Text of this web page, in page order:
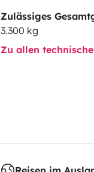
Zulässiges
3.300 kg
Zu allen